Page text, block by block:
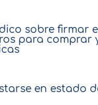
sobre firmar
para comprar
en estado